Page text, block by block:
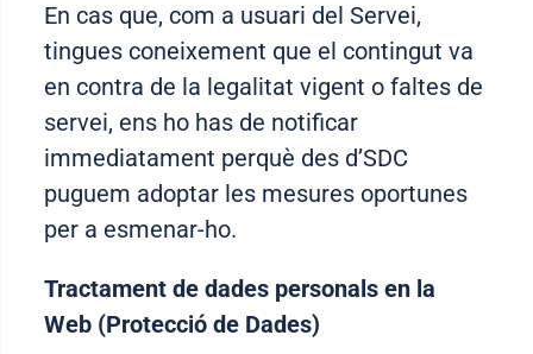
En cas que, com a usuari del Servei,
tingues coneixement que el contingut va
en contra de la legalitat vigent o faltes de
servei, ens ho has de notificar
immediatament perquè des d’SDC
puguem adoptar les mesures oportunes
per a esmenar-ho.
Tractament de dades personals en la
Web (Protecció de Dades)